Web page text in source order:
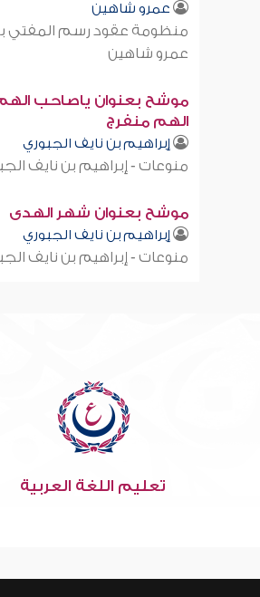
عمرو شاهين
منظومة عقود رسم المفتي
عمرو شاهين
موشح بعنوان ياصاحب
الهم منفرج
إبراهيم بن نايف الجبوري
منوعات - إبراهيم بن نايف
موشح بعنوان شهر الهدى
إبراهيم بن نايف الجبوري
منوعات - إبراهيم بن نايف
تعليم اللغة العربية